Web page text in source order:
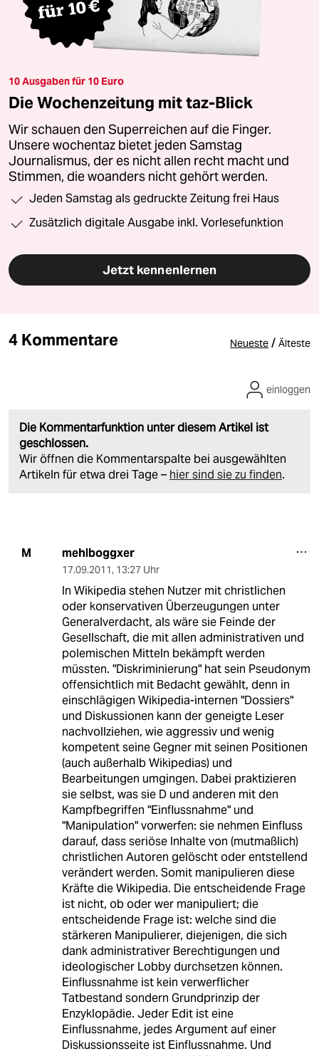
10 Ausgaben für 10 Euro
Die Wochenzeitung mit taz-Blick
Wir schauen den Superreichen auf die Finger.
Unsere wochentaz bietet jeden Samstag
Journalismus, der es nicht allen recht macht und
Stimmen, die woanders nicht gehört werden.
Jeden Samstag als gedruckte Zeitung frei Haus
Zusätzlich digitale Ausgabe inkl. Vorlesefunktion
Jetzt kennenlernen
4 Kommentare Neueste / Älteste
Die Kommentarfunktion unter diesem Artikel ist
geschlossen.
Wir öffnen die Kommentarspalte bei ausgewählten
Artikeln für etwa drei Tage – hier sind sie zu finden.
einloggen
M mehlboggxer
17.09.2011, 13:27 Uhr
In Wikipedia stehen Nutzer mit christlichen
oder konservativen Überzeugungen unter
Generalverdacht, als wäre sie Feinde der
Gesellschaft, die mit allen administrativen und
polemischen Mitteln bekämpft werden
müssten. "Diskriminierung" hat sein Pseudonym
offensichtlich mit Bedacht gewählt, denn in
einschlägigen Wikipedia-internen "Dossiers"
und Diskussionen kann der geneigte Leser
nachvollziehen, wie aggressiv und wenig
kompetent seine Gegner mit seinen Positionen
(auch außerhalb Wikipedias) und
Bearbeitungen umgingen. Dabei praktizieren
sie selbst, was sie D und anderen mit den
Kampfbegriffen "Einflussnahme" und
"Manipulation" vorwerfen: sie nehmen Einfluss
darauf, dass seriöse Inhalte von (mutmaßlich)
christlichen Autoren gelöscht oder entstellend
verändert werden. Somit manipulieren diese
Kräfte die Wikipedia. Die entscheidende Frage
ist nicht, ob oder wer manipuliert; die
entscheidende Frage ist: welche sind die
stärkeren Manipulierer, diejenigen, die sich
dank administrativer Berechtigungen und
ideologischer Lobby durchsetzen können.
Einflussnahme ist kein verwerflicher
Tatbestand sondern Grundprinzip der
Enzyklopädie. Jeder Edit ist eine
Einflussnahme, jedes Argument auf einer
Diskussionsseite ist Einflussnahme. Und